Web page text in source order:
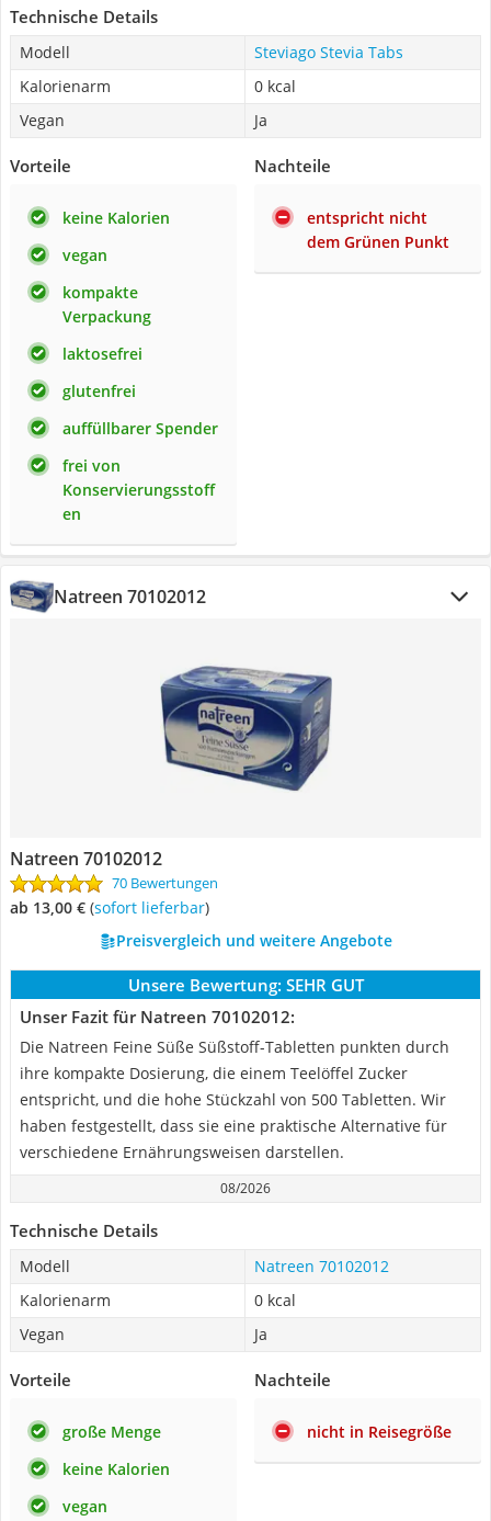
Technische Details
Modell
Steviago Stevia Tabs
Kalorienarm
0 kcal
Vegan
Ja
Vorteile
keine Kalorien
vegan
kompakte
Verpackung
laktosefrei
glutenfrei
auffüllbarer Spender
frei von
Konservierungsstoff
en
Nachteile
entspricht nicht
dem Grünen Punkt
Natreen ‎70102012
Natreen ‎70102012
70 Bewertungen
ab 13,00 € ( Sofort lieferbar)
Preisvergleich und weitere Angebote
Unsere Bewertung: SEHR GUT
Unser Fazit für Natreen ‎70102012:
Die Natreen Feine Süße Süßstoff-Tabletten punkten durch
ihre kompakte Dosierung, die einem Teelöffel Zucker
entspricht, und die hohe Stückzahl von 500 Tabletten. Wir
haben festgestellt, dass sie eine praktische Alternative für
verschiedene Ernährungsweisen darstellen.
08/2026
Technische Details
Modell
Natreen ‎70102012
Kalorienarm
0 kcal
Vegan
Ja
Vorteile
große Menge
keine Kalorien
vegan
Nachteile
nicht in Reisegröße